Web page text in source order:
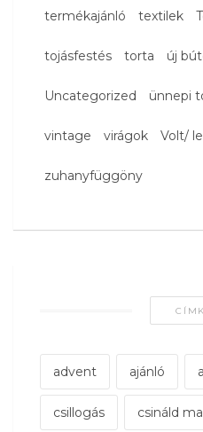
termékajánló textilek
tojásfestés torta új
Uncategorized ünnepi
vintage virágok Volt/
zuhanyfüggöny
advent ajánló
csillogás csináld